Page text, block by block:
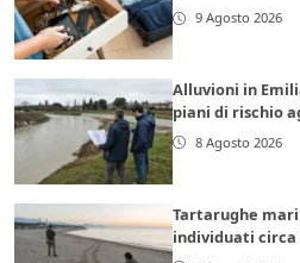
9 Agosto 2026
Alluvioni in
piani di rischio
8 Agosto 2026
Tartarughe
individuati circa